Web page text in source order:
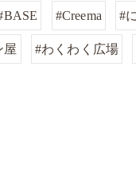
#Creema #
屋 #わくわく広場